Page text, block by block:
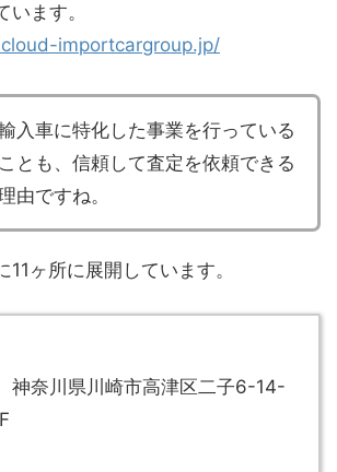
います。
importcargroup.jp/
入車に特化した事業を行っている
ことも、信頼して査定を依頼できる
由ですね。
ヶ所に展開しています。
奈川県川崎市高津区二子6-14-